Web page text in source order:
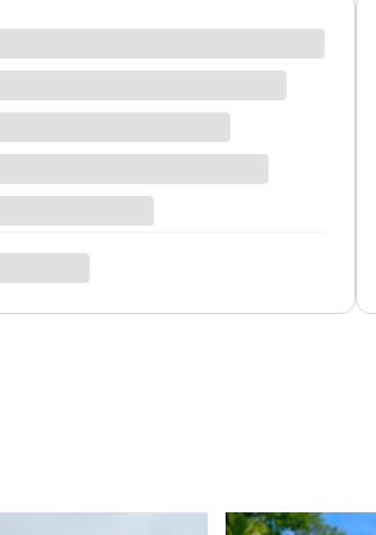
krótkim czasie. Dziękuję, był to dla